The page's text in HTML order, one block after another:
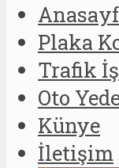
Plaka
Trafik
Oto
Künye
İletişim